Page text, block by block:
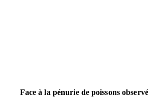
Face à la pénurie de poissons